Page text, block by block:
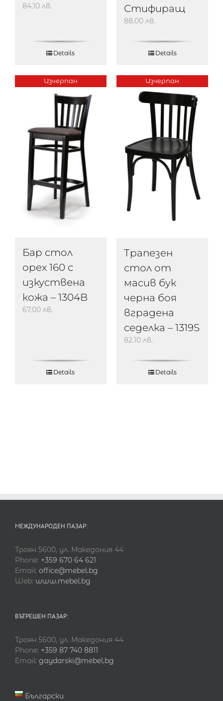
84.10 лв.
Details
Стифиращ
88.00 лв.
Details
Изчерпан
Бар стол
орех 160 с
изкуствена
кожа – 1304B
67.00 лв.
Details
Изчерпан
Трапезен
стол от
масив бук
черна боя
вградена
седелка – 1319S
82.10 лв.
Details
МЕЖДУНАРОДЕН ПАЗАР:
Троян 5600, ул. Македония 44
Phone: +359 670 64 621
Email: office@mebel.bg
Web: www.mebel.bg
ВЪТРЕШЕН ПАЗАР:
Троян 5600, ул. Македония 44
Phone: +359 87 740 8811
Email: gaydarski@mebel.bg
Български